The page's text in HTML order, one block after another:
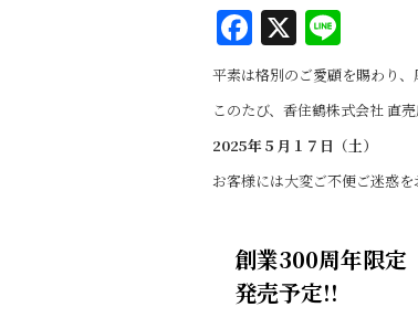
F
a
c
e
b
o
o
k
X
n
e
平素は格別のご愛顧を賜わり、
このたび、香住鶴株式会社 直
2025年５月１７日（土）
お客様には大変ご不便ご迷惑
創業300周年限定
発売予定!!